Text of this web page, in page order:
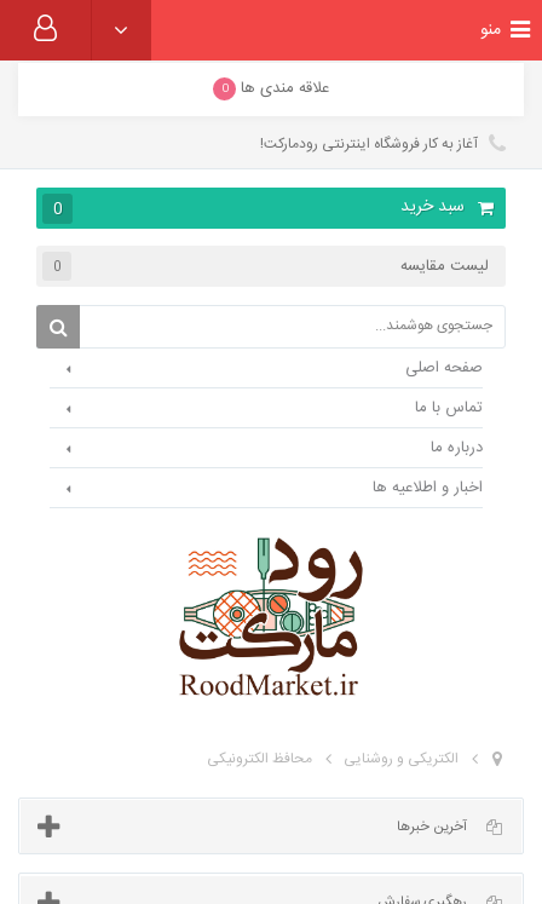
علاقه مندی ها 0
آغاز به کار فروشگاه اینترنتی رودمارکت!
سبد خرید 0
لیست مقایسه 0
صفحه اصلی
تماس با ما
درباره ما
اخبار و اطلاعیه ها
منو
الکتریکی و روشنایی محافظ الکترونیکی